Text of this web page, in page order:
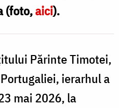
(foto,aici).
Părinte Timotei,
ierarhul a
mai 2026, la